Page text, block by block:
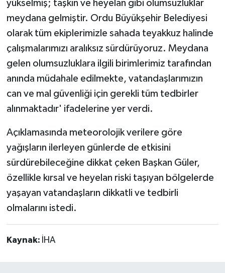
yükselmiş; taşkın ve heyelan gibi olumsuzluklar
meydana gelmiştir. Ordu Büyükşehir Belediyesi
olarak tüm ekiplerimizle sahada teyakkuz halinde
çalışmalarımızı aralıksız sürdürüyoruz. Meydana
gelen olumsuzluklara ilgili birimlerimiz tarafından
anında müdahale edilmekte, vatandaşlarımızın
can ve mal güvenliği için gerekli tüm tedbirler
alınmaktadır' ifadelerine yer verdi.
Açıklamasında meteorolojik verilere göre
yağışların ilerleyen günlerde de etkisini
sürdürebileceğine dikkat çeken Başkan Güler,
özellikle kırsal ve heyelan riski taşıyan bölgelerde
yaşayan vatandaşların dikkatli ve tedbirli
olmalarını istedi.
Kaynak: İHA